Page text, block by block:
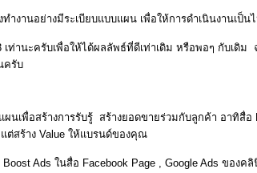
ำงานอย่างมีระเบียบแบบแผน เพื่อให้การดำเนินงานเป็
ท่านะครับเพื่อให้ได้ผลลัพธ์ที่ดีเท่าเดิม หรือพอๆ กับเดิ
นครับ
นเพื่อสร้างการรับรู้ สร้างยอดขายร่วมกับลูกค้า อาทิสื่
แต่สร้าง Value ให้แบรนด์ของคุณ
Ads ในสื่อ Facebook Page , Google Ads ขอ